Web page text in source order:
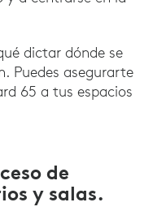
dictar dónde se
Puedes asegurarte
65 a tus espacios
de
y salas.